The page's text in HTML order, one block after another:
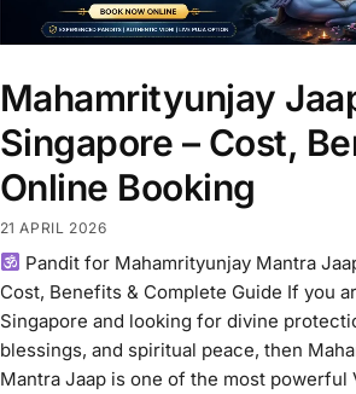
Mahamrityunjay
Singapore – Cost,
Online Booking
21 APRIL 2026
Pandit for Mahamrityunjay Mantra
Cost, Benefits & Complete Guide If you
Singapore and looking for divine
blessings, and spiritual peace, then
Mantra Jaap is one of the most powerful